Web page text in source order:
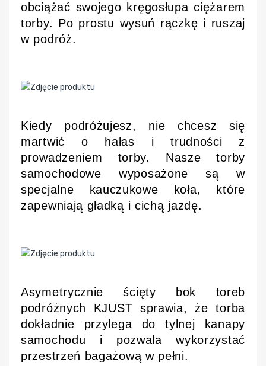
obciążać swojego kręgosłupa ciężarem
torby. Po prostu wysuń rączkę i ruszaj
w podróż.
Kiedy podróżujesz, nie chcesz się
martwić o hałas i trudności z
prowadzeniem torby. Nasze torby
samochodowe wyposażone są w
specjalne kauczukowe koła, które
zapewniają gładką i cichą jazdę.
Asymetrycznie ścięty bok toreb
podróżnych KJUST sprawia, że torba
dokładnie przylega do tylnej kanapy
samochodu i pozwala wykorzystać
przestrzeń bagażową w pełni.